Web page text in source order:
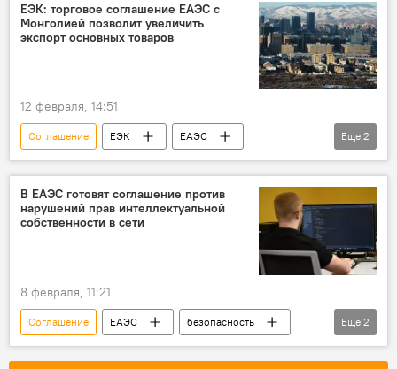
ЕЭК: торговое соглашение ЕАЭС с
Монголией позволит увеличить
экспорт основных товаров
12 февраля, 14:51
Соглашение ЕЭК
ЕАЭС
Монголия
Торговля
Еще 2
В ЕАЭС готовят соглашение против
нарушений прав интеллектуальной
собственности в сети
8 февраля, 11:21
Соглашение ЕАЭС
безопасность
Интернет
интеллектуальная собственность
Еще 2